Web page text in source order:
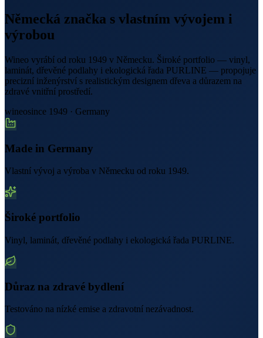
Německá značka s vlastním vývojem i
výrobou
Wineo vyrábí od roku 1949 v Německu. Široké portfolio — vinyl,
laminát, dřevěné podlahy i ekologická řada PURLINE — propojuje
precizní inženýrství s realistickým designem dřeva a důrazem na
zdravé vnitřní prostředí.
wineosince 1949 · Germany
Made in Germany
Vlastní vývoj a výroba v Německu od roku 1949.
Široké portfolio
Vinyl, laminát, dřevěné podlahy i ekologická řada PURLINE.
Důraz na zdravé bydlení
Testováno na nízké emise a zdravotní nezávadnost.